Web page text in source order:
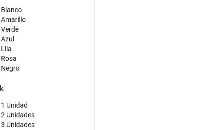
Blanco
Amarillo
Verde
Azul
Lila
Rosa
Negro
1 Unidad
2 Unidades
3 Unidades